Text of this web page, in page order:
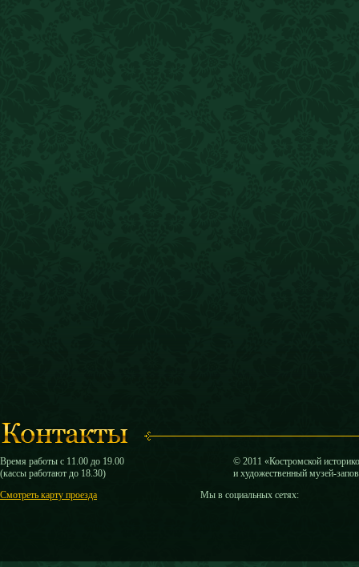
Время работы с 11.00 до 19.00
(кассы работают до 18.30)
Смотреть карту проезда
© 2011 «Костромской
и художественный музей-
Мы в социальных сетях: